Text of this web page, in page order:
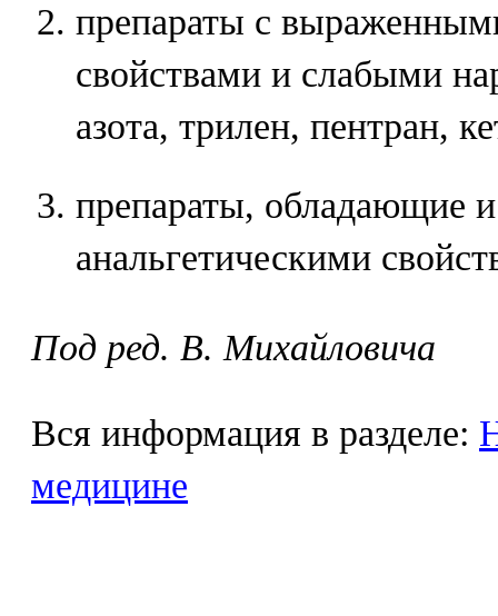
препараты с
свойствами и слабыми
азота, трилен, пентран,
препараты, обладающие
анальгетическими
Под ред. В. Михайловича
Вся информация в разделе:
медицине